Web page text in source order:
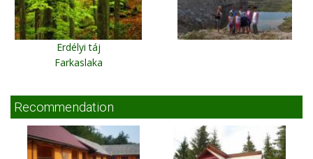
Erdélyi táj
Farkaslaka
Recommendation